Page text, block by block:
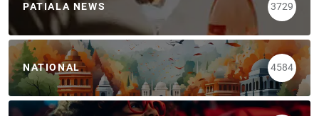
PATIALA NEWS 3729
NATIONAL 4584